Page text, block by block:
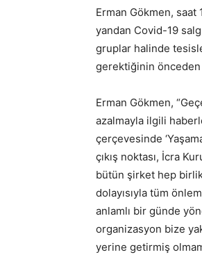
Erman Gökmen, saat
yandan Covid-19
gruplar halinde
gerektiğinin
Erman Gökmen,
azalmayla ilgili
çerçevesinde
çıkış noktası, İcra
bütün şirket hep
dolayısıyla tüm
anlamlı bir günde
organizasyon bize
yerine getirmiş